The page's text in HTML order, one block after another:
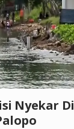
Nyekar Di